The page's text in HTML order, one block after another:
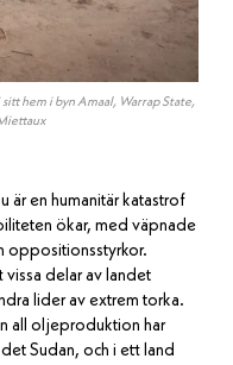
hem i byn Amaal, Warrap State,
är en humanitär katastrof
ökar, med väpnade
oppositionsstyrkor.
delar av landet
lider av extrem torka.
all oljeproduktion har
Sudan, och i ett land